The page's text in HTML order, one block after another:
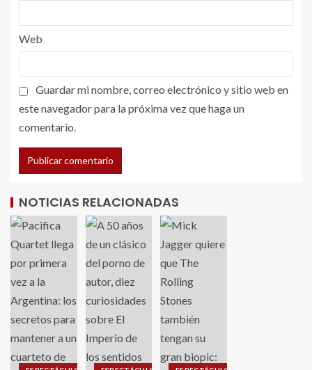
Web
Guardar mi nombre, correo electrónico y sitio web en
este navegador para la próxima vez que haga un
comentario.
NOTICIAS RELACIONADAS